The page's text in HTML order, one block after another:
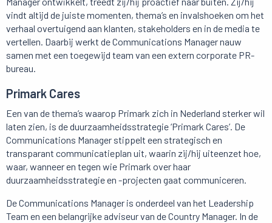
vindt altijd de juiste momenten, thema’s en invalshoeken om het
verhaal overtuigend aan klanten, stakeholders en in de media te
vertellen. Daarbij werkt de Communications Manager nauw
samen met een toegewijd team van een extern corporate PR-
bureau.
Primark Cares
Een van de thema’s waarop Primark zich in Nederland sterker wil
laten zien, is de duurzaamheidsstrategie ‘Primark Cares’. De
Communications Manager stippelt een strategisch en
transparant communicatieplan uit, waarin zij/hij uiteenzet hoe,
waar, wanneer en tegen wie Primark over haar
duurzaamheidsstrategie en -projecten gaat communiceren.
De Communications Manager is onderdeel van het Leadership
Team en een belangrijke adviseur van de Country Manager. In de